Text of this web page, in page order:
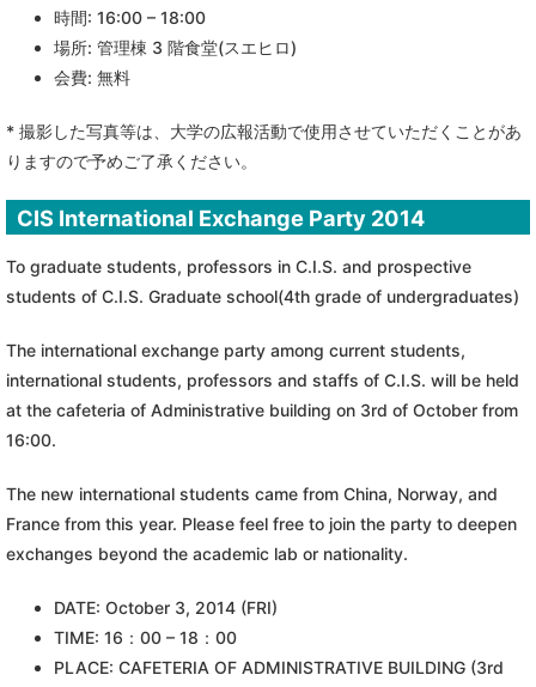
時間: 16:00 – 18:00
場所: 管理棟 3 階食堂(スエヒロ)
会費: 無料
* 撮影した写真等は、大学の広報活動で使用させていただくことがあ
りますので予めご了承ください。
CIS International Exchange Party 2014
To graduate students, professors in C.I.S. and prospective
students of C.I.S. Graduate school(4th grade of undergraduates)
The international exchange party among current students,
international students, professors and staffs of C.I.S. will be held
at the cafeteria of Administrative building on 3rd of October from
16:00.
The new international students came from China, Norway, and
France from this year. Please feel free to join the party to deepen
exchanges beyond the academic lab or nationality.
DATE: October 3, 2014 (FRI)
TIME: 16：00 – 18：00
PLACE: CAFETERIA OF ADMINISTRATIVE BUILDING (3rd